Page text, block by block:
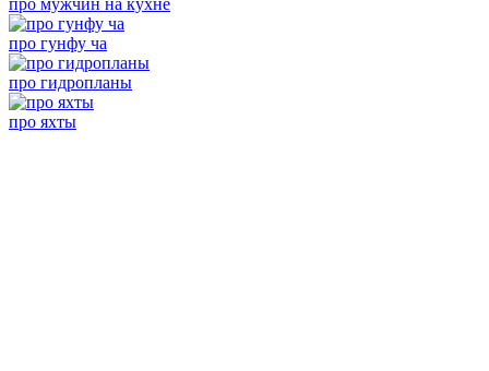
про мужчин на кухне
про гунфу ча
про гидропланы
про яхты